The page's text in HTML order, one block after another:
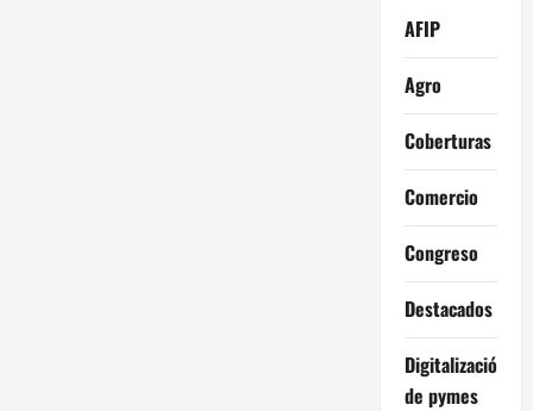
AFIP
Agro
Coberturas
Comercio
Congreso
Destacados
Digitalización
de pymes